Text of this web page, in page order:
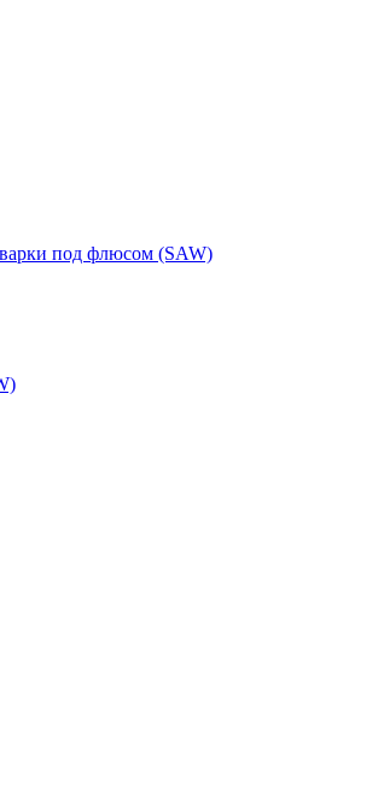
под флюсом (SAW)